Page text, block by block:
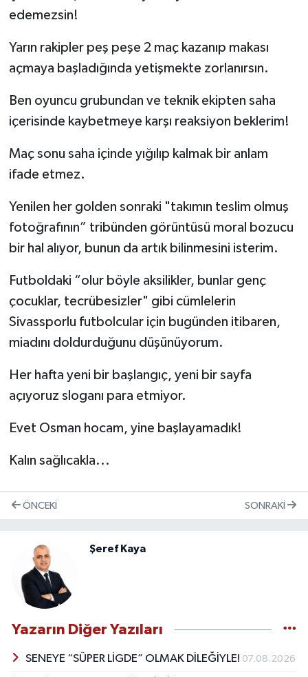
edemezsin!
Yarın rakipler peş peşe 2 maç kazanıp makası
açmaya başladığında yetişmekte zorlanırsın.
Ben oyuncu grubundan ve teknik ekipten saha
içerisinde kaybetmeye karşı reaksiyon beklerim!
Maç sonu saha içinde yığılıp kalmak bir anlam
ifade etmez.
Yenilen her golden sonraki "takımın teslim olmuş
fotoğrafının” tribünden görüntüsü moral bozucu
bir hal alıyor, bunun da artık bilinmesini isterim.
Futboldaki “olur böyle aksilikler, bunlar genç
çocuklar, tecrübesizler" gibi cümlelerin
Sivassporlu futbolcular için bugünden itibaren,
miadını doldurduğunu düşünüyorum.
Her hafta yeni bir başlangıç, yeni bir sayfa
açıyoruz sloganı para etmiyor.
Evet Osman hocam, yine başlayamadık!
Kalın sağlıcakla...
ÖNCEKI SONRAKI
Şeref Kaya
Yazarın Diğer Yazıları
SENEYE “SÜPER LİGDE” OLMAK DİLEĞİYLE! 07.08.2026